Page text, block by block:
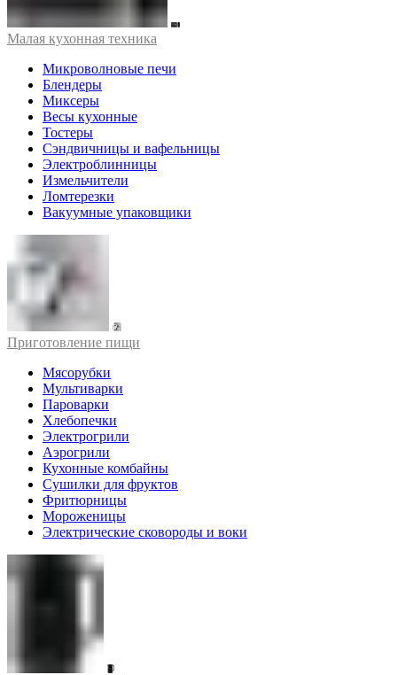
Малая кухонная техника
Микроволновые печи
Блендеры
Миксеры
Весы кухонные
Тостеры
Сэндвичницы и вафельницы
Электроблинницы
Измельчители
Ломтерезки
Вакуумные упаковщики
Приготовление пищи
Мясорубки
Мультиварки
Пароварки
Хлебопечки
Электрогрили
Аэрогрили
Кухонные комбайны
Сушилки для фруктов
Фритюрницы
Мороженицы
Электрические сковороды и воки